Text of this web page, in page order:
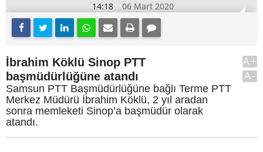
14:18 06 Mart 2020
İbrahim Köklü Sinop PTT
başmüdürlüğüne atandı
Samsun PTT Başmüdürlüğüne bağlı Terme PTT
Merkez Müdürü İbrahim Köklü, 2 yıl aradan
sonra memleketi Sinop’a başmüdür olarak
atandı.
A+
A-